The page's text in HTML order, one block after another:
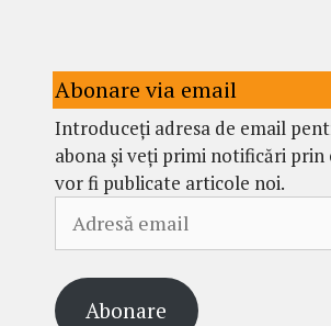
Abonare via email
Introduceți adresa de email
abona și veți primi notificări prin
vor fi publicate articole noi.
email
Abonare